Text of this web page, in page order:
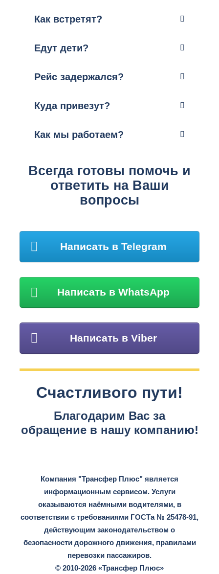
Как встретят?
Едут дети?
Рейс задержался?
Куда привезут?
Как мы работаем?
Всегда готовы помочь и
ответить на Ваши
вопросы
Написать в Telegram
Написать в WhatsApp
Написать в Viber
Счастливого пути!
Благодарим Вас за
обращение в нашу компанию!
Компания "Трансфер Плюс" является
информационным сервисом. Услуги
оказываются наёмными водителями, в
соответствии с требованиями ГОСТа № 25478-91,
действующим законодательством о
безопасности дорожного движения, правилами
перевозки пассажиров.
© 2010-2026 «Трансфер Плюс»